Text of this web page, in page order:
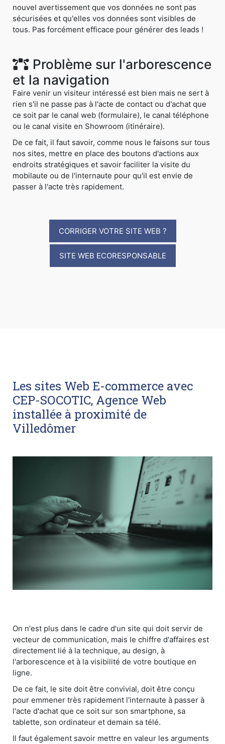
nouvel avertissement que vos données ne sont pas
sécurisées et qu'elles vos données sont visibles de
tous. Pas forcément efficace pour générer des leads !
Problème sur l'arborescence
et la navigation
Faire venir un visiteur intéressé est bien mais ne sert à
rien s'il ne passe pas à l'acte de contact ou d'achat que
ce soit par le canal web (formulaire), le canal téléphone
ou le canal visite en Showroom (itinéraire).
De ce fait, il faut savoir, comme nous le faisons sur tous
nos sites, mettre en place des boutons d'actions aux
endroits stratégiques et savoir faciliter la visite du
mobilaute ou de l'internaute pour qu'il est envie de
passer à l'acte très rapidement.
CORRIGER VOTRE SITE WEB ?
SITE WEB ECORESPONSABLE
Les sites Web E-commerce avec
CEP-SOCOTIC, Agence Web
installée à proximité de
Villedômer
On n'est plus dans le cadre d'un site qui doit servir de
vecteur de communication, mais le chiffre d'affaires est
directement lié à la technique, au design, à
l'arborescence et à la visibilité de votre boutique en
ligne.
De ce fait, le site doit être convivial, doit être conçu
pour emmener très rapidement l'internaute à passer à
l'acte d'achat que ce soit sur son smartphone, sa
tablette, son ordinateur et demain sa télé.
Il faut également savoir mettre en valeur les arguments